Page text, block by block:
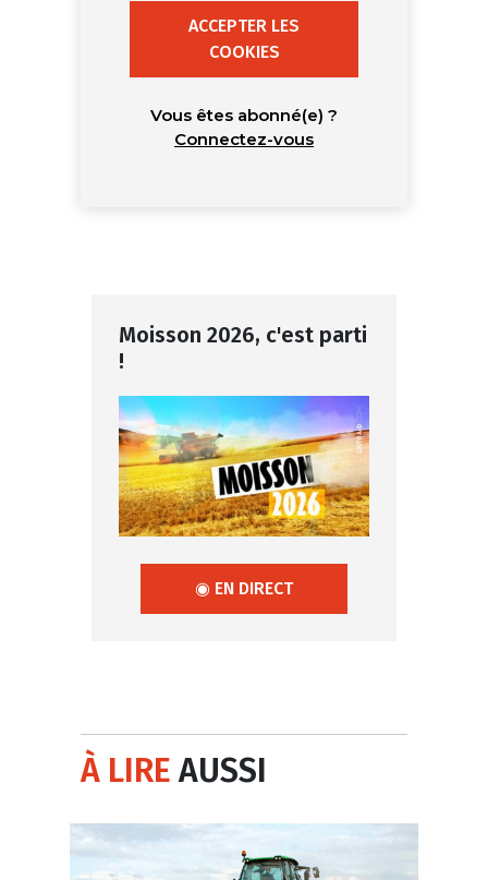
ACCEPTER LES
COOKIES
Vous êtes abonné(e) ?
Connectez-vous
Moisson 2026, c'est parti
!
◉ EN DIRECT
À LIREAUSSI